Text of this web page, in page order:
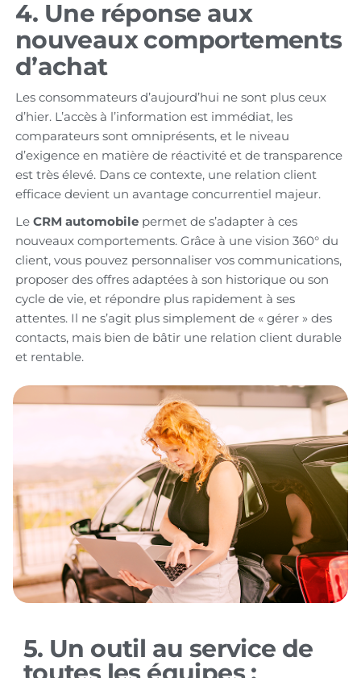
4. Une réponse aux
nouveaux comportements
d’achat
Les consommateurs d’aujourd’hui ne sont plus ceux
d’hier. L’accès à l’information est immédiat, les
comparateurs sont omniprésents, et le niveau
d’exigence en matière de réactivité et de transparence
est très élevé. Dans ce contexte, une relation client
efficace devient un avantage concurrentiel majeur.
Le CRM automobilepermet de s’adapter à ces
nouveaux comportements. Grâce à une vision 360° du
client, vous pouvez personnaliser vos communications,
proposer des offres adaptées à son historique ou son
cycle de vie, et répondre plus rapidement à ses
attentes. Il ne s’agit plus simplement de « gérer » des
contacts, mais bien de bâtir une relation client durable
et rentable.
5. Un outil au service de